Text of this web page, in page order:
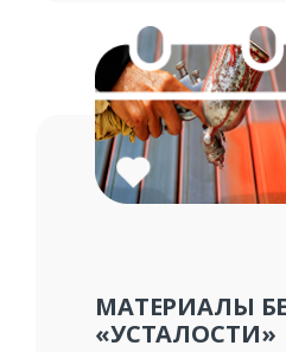
МАТЕРИАЛЫ
«УСТАЛОСТИ»